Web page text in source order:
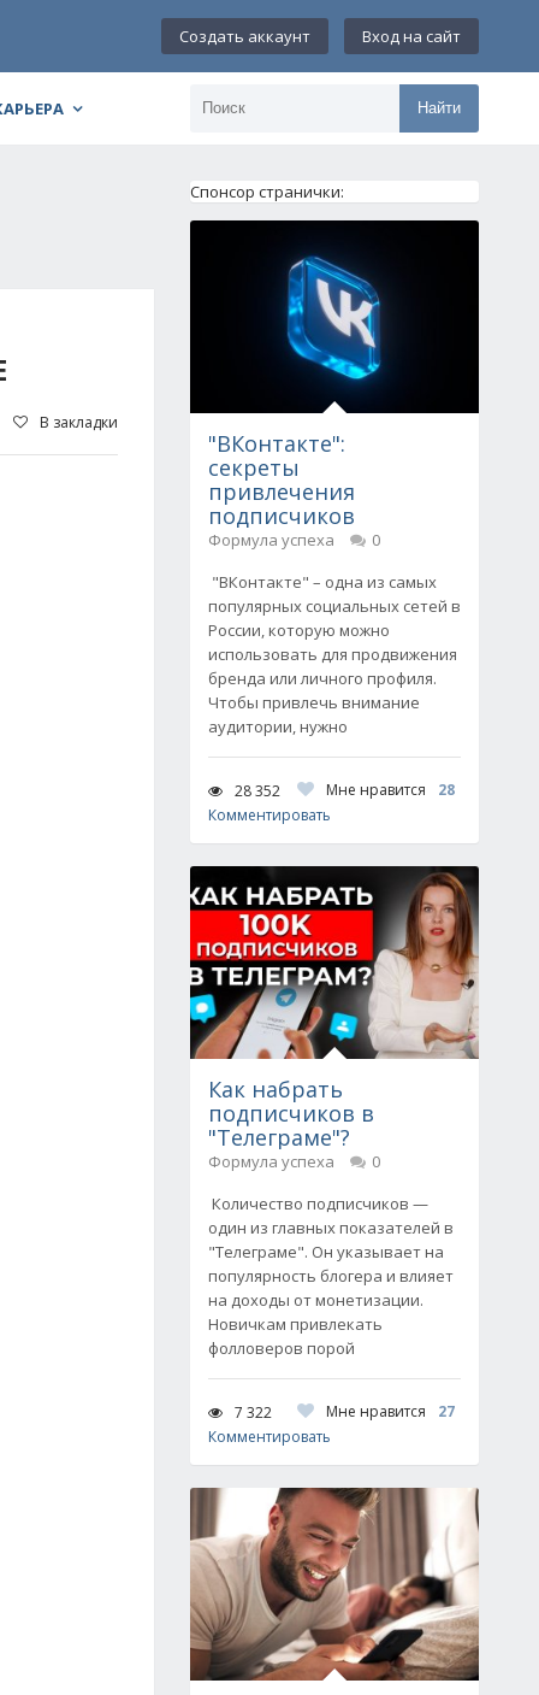
Создать аккаунт Вход на сайт
Найти
В закладки
Спонсор странички:
"ВКонтакте":
секреты
привлечения
подписчиков
Формула успеха
0
"ВКонтакте" – одна из самых
популярных социальных сетей в
России, которую можно
использовать для продвижения
бренда или личного профиля.
Чтобы привлечь внимание
аудитории, нужно
28 352 Мне нравится
28
Комментировать
Как набрать
подписчиков в
"Телеграме"?
Формула успеха
0
Количество подписчиков —
один из главных показателей в
"Телеграме". Он указывает на
популярность блогера и влияет
на доходы от монетизации.
Новичкам привлекать
фолловеров порой
7 322 Мне нравится
27
Комментировать